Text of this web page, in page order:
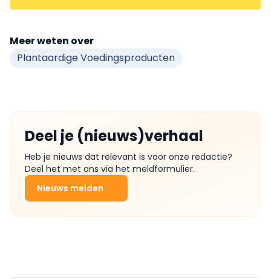
Meer weten over
Plantaardige Voedingsproducten
Deel je (nieuws)verhaal
Heb je nieuws dat relevant is voor onze redactie?
Deel het met ons via het meldformulier.
Nieuws melden